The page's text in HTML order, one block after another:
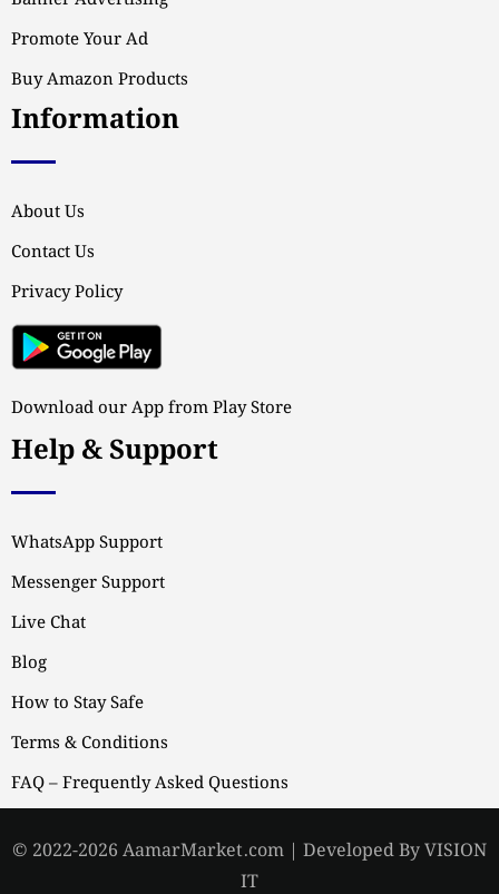
Promote Your Ad
Buy Amazon Products
Information
About Us
Contact Us
Privacy Policy
Download our App from Play Store
Help & Support
WhatsApp Support
Messenger Support
Live Chat
Blog
How to Stay Safe
Terms & Conditions
FAQ – Frequently Asked Questions
© 2022-2026 AamarMarket.com | Developed By VISION
IT